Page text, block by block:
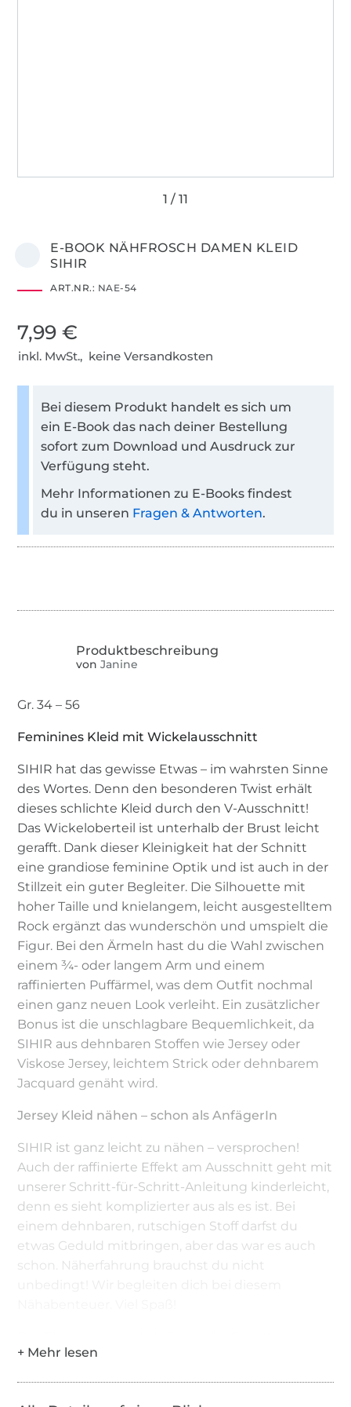
E-BOOK NÄHFROSCH DAMEN KLEID
SIHIR
ART.NR.: NAE-54
7,99 €
inkl. MwSt., keine Versandkosten
Bei diesem Produkt handelt es sich um
ein E-Book das nach deiner Bestellung
sofort zum Download und Ausdruck zur
Verfügung steht.
Mehr Informationen zu E-Books findest
du in unseren Fragen & Antworten.
von Janine
Gr. 34 – 56
Feminines Kleid mit Wickelausschnitt
SIHIR hat das gewisse Etwas – im wahrsten Sinne
des Wortes. Denn den besonderen Twist erhält
dieses schlichte Kleid durch den V-Ausschnitt!
Das Wickeloberteil ist unterhalb der Brust leicht
gerafft. Dank dieser Kleinigkeit hat der Schnitt
eine grandiose feminine Optik und ist auch in der
Stillzeit ein guter Begleiter. Die Silhouette mit
hoher Taille und knielangem, leicht ausgestelltem
Rock ergänzt das wunderschön und umspielt die
Figur. Bei den Ärmeln hast du die Wahl zwischen
einem ¾- oder langem Arm und einem
raffinierten Puffärmel, was dem Outfit nochmal
einen ganz neuen Look verleiht. Ein zusätzlicher
Bonus ist die unschlagbare Bequemlichkeit, da
SIHIR aus dehnbaren Stoffen wie Jersey oder
Viskose Jersey, leichtem Strick oder dehnbarem
Jacquard genäht wird.
Jersey Kleid nähen – schon als AnfägerIn
SIHIR ist ganz leicht zu nähen – versprochen!
Auch der raffinierte Effekt am Ausschnitt geht mit
unserer Schritt-für-Schritt-Anleitung kinderleicht,
denn es sieht komplizierter aus als es ist. Bei
einem dehnbaren, rutschigen Stoff darfst du
etwas Geduld mitbringen, aber das war es auch
schon. Näherfahrung brauchst du nicht
vielen Bildern an die Hand, so wird das